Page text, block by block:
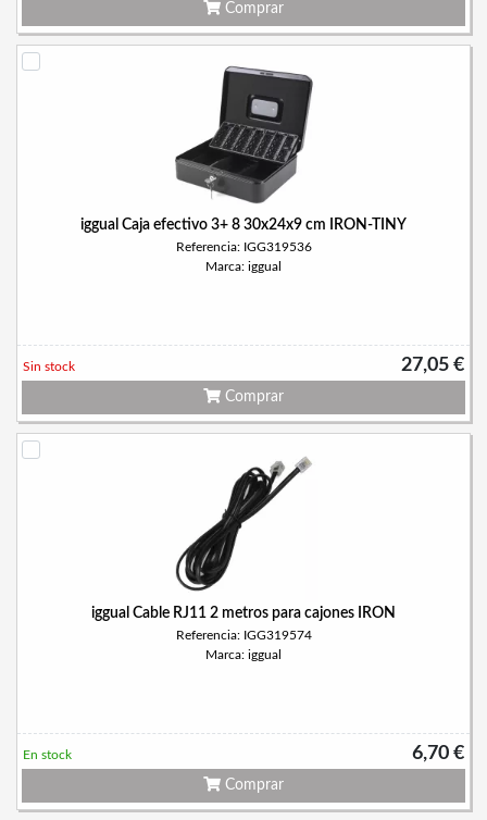
Comprar
iggual Caja efectivo 3+ 8 30x24x9 cm IRON-TINY
Referencia: IGG319536
Marca: iggual
27,05 €
Sin stock
Comprar
iggual Cable RJ11 2 metros para cajones IRON
Referencia: IGG319574
Marca: iggual
6,70 €
En stock
Comprar